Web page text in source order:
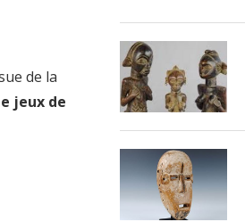
de la
jeux de